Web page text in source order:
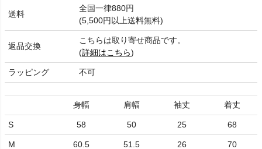
送料
全国一律880円
(5,500円以上送料無料)
返品交換
こちらは取り寄せ商品です。
(詳細はこちら)
ラッピング 不可
身幅 肩幅 袖丈 着丈
S 58 50 25 68
M 60.5 51.5 26 70